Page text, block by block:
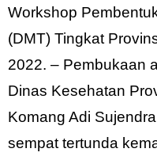
Workshop
(DMT) Tingkat
2022. – Pembukaan
Dinas Kesehatan
Komang Adi
sempat tertunda